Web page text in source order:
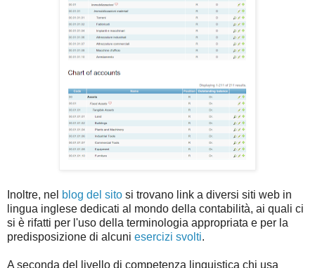
Inoltre, nel blog del sito si trovano link a diversi siti web in
lingua inglese dedicati al mondo della contabilità, ai quali ci
si è rifatti per l'uso della terminologia appropriata e per la
predisposizione di alcuni esercizi svolti.
A seconda del livello di competenza linguistica chi usa